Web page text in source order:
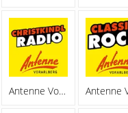
Antenne Vorarlberg Christkindl Radio